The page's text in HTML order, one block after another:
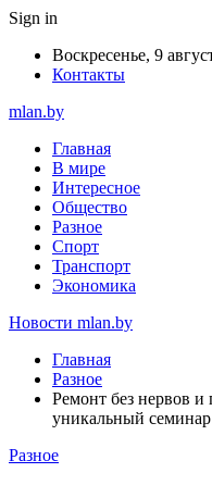
Sign in
Воскресенье, 9
Контакты
mlan.by
Главная
В мире
Интересное
Общество
Разное
Спорт
Транспорт
Экономика
Новости mlan.by
Главная
Разное
Ремонт без нервов и
уникальный
Разное